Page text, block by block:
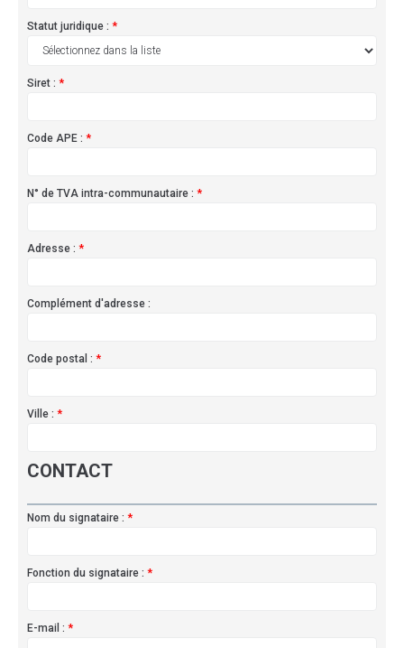
Statut juridique : *
Siret : *
Code APE : *
N° de TVA intra-communautaire : *
Adresse : *
Complément d'adresse :
Code postal : *
Ville : *
CONTACT
Nom du signataire : *
Fonction du signataire : *
E-mail : *